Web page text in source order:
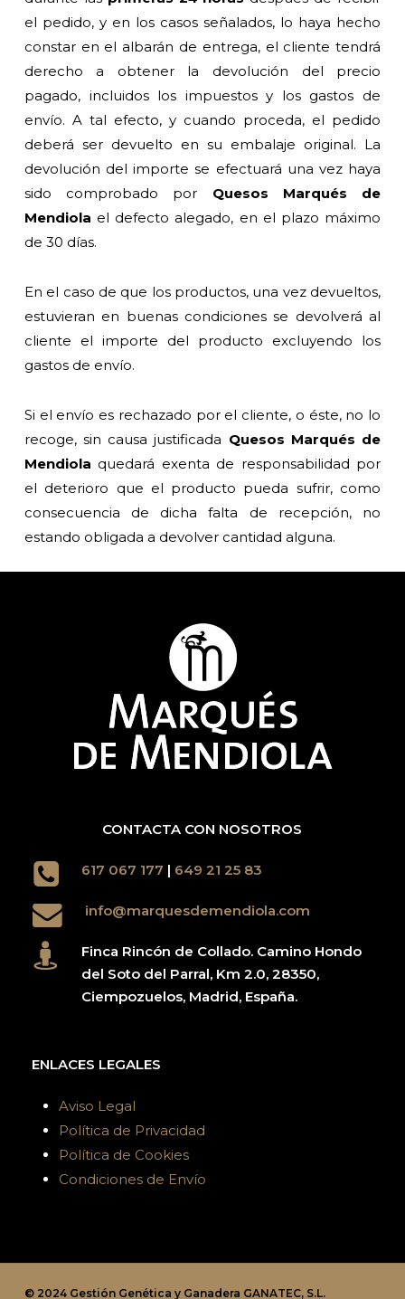
el pedido, y en los casos señalados, lo haya hecho
constar en el albarán de entrega, el cliente tendrá
derecho a obtener la devolución del precio
pagado, incluidos los impuestos y los gastos de
envío. A tal efecto, y cuando proceda, el pedido
deberá ser devuelto en su embalaje original. La
devolución del importe se efectuará una vez haya
sido comprobado por Quesos Marqués de
Mendiola el defecto alegado, en el plazo máximo
de 30 días.
En el caso de que los productos, una vez devueltos,
estuvieran en buenas condiciones se devolverá al
cliente el importe del producto excluyendo los
gastos de envío.
Si el envío es rechazado por el cliente, o éste, no lo
recoge, sin causa justificada Quesos Marqués de
Mendiola quedará exenta de responsabilidad por
el deterioro que el producto pueda sufrir, como
consecuencia de dicha falta de recepción, no
estando obligada a devolver cantidad alguna.
CONTACTA CON NOSOTROS
617 067 177 | 649 21 25 83
info@marquesdemendiola.com
Finca Rincón de Collado. Camino Hondo
del Soto del Parral, Km 2.0, 28350,
Ciempozuelos, Madrid, España.
ENLACES LEGALES
Aviso Legal
Política de Privacidad
Política de Cookies
Condiciones de Envío
© 2024 Gestión Genética y Ganadera GANATEC, S.L.